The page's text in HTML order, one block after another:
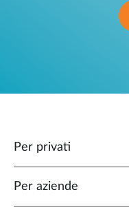
Per privati
Per aziende